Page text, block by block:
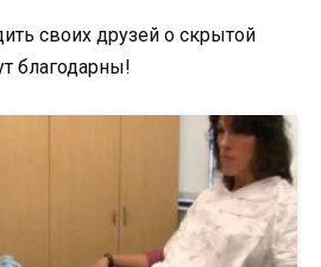
своих друзей о скрытой
благодарны!